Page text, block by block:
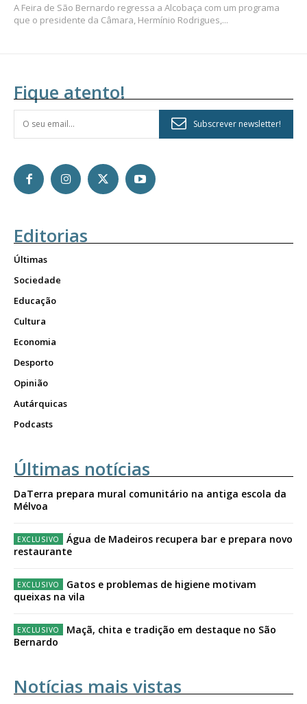
A Feira de São Bernardo regressa a Alcobaça com um programa
que o presidente da Câmara, Hermínio Rodrigues,...
Fique atento!
Subscrever newsletter!
Editorias
Últimas
Sociedade
Educação
Cultura
Economia
Desporto
Opinião
Autárquicas
Podcasts
Últimas notícias
DaTerra prepara mural comunitário na antiga escola da
Mélvoa
Água de Madeiros recupera bar e prepara novo
restaurante
Gatos e problemas de higiene motivam
queixas na vila
Maçã, chita e tradição em destaque no São
Bernardo
Notícias mais vistas